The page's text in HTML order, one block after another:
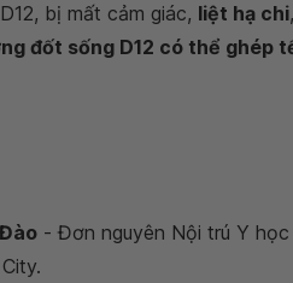
bị mất cảm giác, liệt hạ chi
đốt sống D12 có thể ghép
- Đơn nguyên Nội trú Y